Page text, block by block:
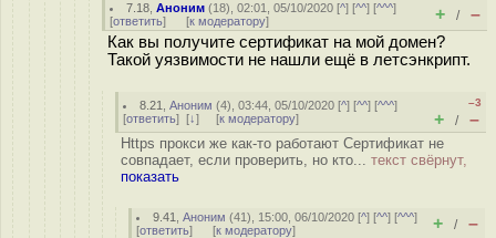
7.18 ,Аноним (18), 02:01, 05/10/2020 [^] [^^] [^^^]
[ответить] [к модератору] + / –
Как вы получите сертификат на мой домен?
Такой уязвимости не нашли ещё в летсэнкрипт.
8.21 ,Аноним (4), 03:44, 05/10/2020 [^] [^^] [^^^]
[ответить] [↓] [к модератору]
–3
+ / –
Https прокси же как-то работают Сертификат не
совпадает, если проверить, но кто... текст свёрнут,
показать
9.41 ,Аноним (41), 15:00, 06/10/2020 [^] [^^] [^^^]
[ответить] [к модератору] + / –